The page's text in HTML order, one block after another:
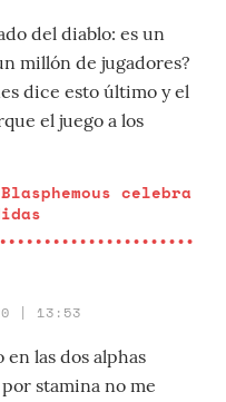
del diablo: es un
millón de jugadores?
dice esto último y el
el juego a los
Blasphemous celebra
| 13:53
las dos alphas
stamina no me